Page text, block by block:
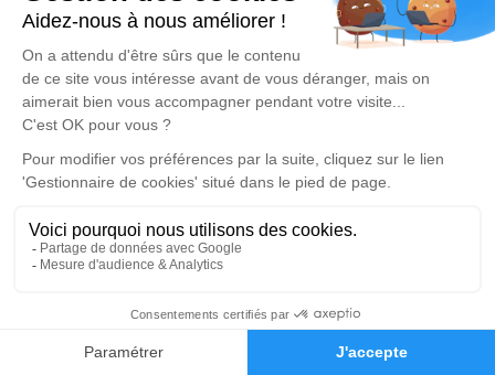
Faire-part Hommages
poèmes ou des textes. Cet endroit est un lieu
d'expression dédié à honorer la mémoire de Jeannie
LAGIER.
Un service de plantation d’arbre hommage est
disponible ici.
Je rends hommage
Cérémonie religieuse
Église Sainte-Anne de Septèmes-les-Vallons
Place Didier Tramoni